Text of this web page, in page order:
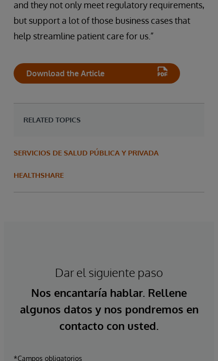
and they not only meet regulatory requirements,
but support a lot of those business cases that
help streamline patient care for us.”
Download the Article
RELATED TOPICS
SERVICIOS DE SALUD PÚBLICA Y PRIVADA
HEALTHSHARE
Dar el siguiente paso
Nos encantaría hablar. Rellene
algunos datos y nos pondremos en
contacto con usted.
*Campos obligatorios